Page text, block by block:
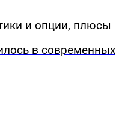
и опции, плюсы
в современных